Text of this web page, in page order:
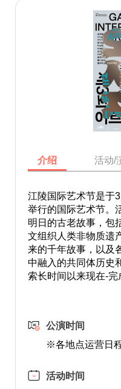
介绍 活动/
江陵国际艺术节是于
举行的国际艺术节。
明日的古老故事，包
文组织人类非物质遗
来的千年故事，以及
中融入的共同体历史
索长时间以来现在-完
公演时间
※各地点运营日
活动时间